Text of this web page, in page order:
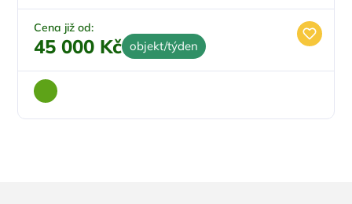
Bezbariérový vstup
Cena již od:
45 000 Kč objekt/týden